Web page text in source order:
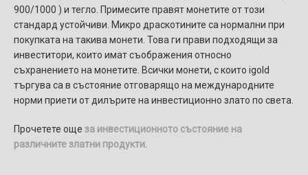
900/1000 ) и тегло. Примесите правят монетите от този
стандард устойчиви. Микро драскотините са нормални при
покупката на такива монети. Това ги прави подходящи за
инвеститори, които имат съображения относно
съхранението на монетите. Всички монети, с които igold
търгува са в състояние отговарящо на международните
норми приети от дилърите на инвестиционно злато по света.
Прочетете още за инвестиционното състояние на
различните златни продукти